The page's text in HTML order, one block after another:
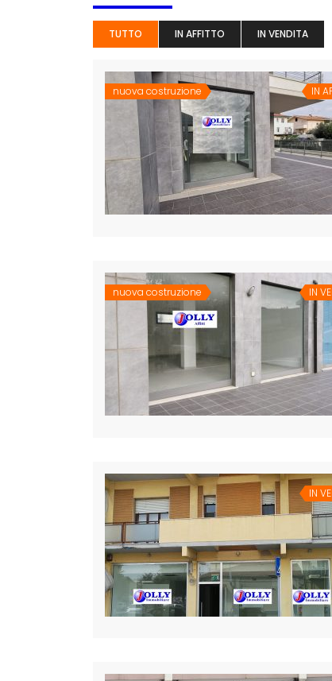
TUTTO IN AFFITTO IN VENDITA
nuova costruzione IN
nuova costruzione IN
IN